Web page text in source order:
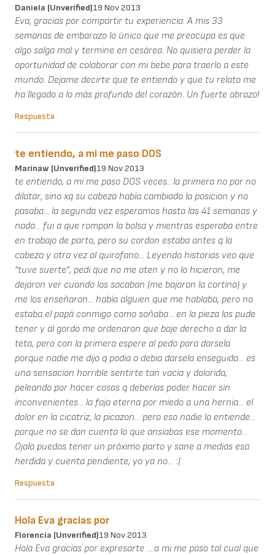
Daniela (unverified)19 Nov 2013
Eva, gracias por compartir tu experiencia. A mis 33
semanas de embarazo lo único que me preocupa es que
algo salga mal y termine en cesárea. No quisiera perder la
oportunidad de colaborar con mi bebe para traerlo a este
mundo. Dejame decirte que te entiendo y que tu relato me
ha llegado a lo más profundo del corazón. Un fuerte abrazo!
Respuesta
te entiendo, a mi me paso DOS
Marinaw (unverified)19 Nov 2013
te entiendo, a mi me paso DOS veces.. la primera no por no
dilatar, sino xq su cabeza había cambiado la posicion y no
pasaba... la segunda vez esperamos hasta las 41 semanas y
nada... fui a que rompan la bolsa y mientras esperaba entre
en trabajo de parto, pero su cordon estaba antes q la
cabeza y otra vez al quirofano... Leyendo historias veo que
"tuve suerte", pedi que no me aten y no lo hicieron, me
dejaron ver cuando los sacaban (me bajaron la cortina) y
me los enseñaron... había alguien que me hablaba, pero no
estaba el papá conmigo como soñaba... en la pieza los pude
tener y al gordo me ordenaron que baje derecho a dar la
teta, pero con la primera espere al pedo para darsela
porque nadie me dijo q podia o debia darsela enseguida... es
una sensacion horrible sentirte tan vacia y dolorida,
peleando por hacer cosas q deberías poder hacer sin
inconvenientes... la faja eterna por miedo a una hernia... el
dolor en la cicatriz, la picazon... pero eso nadie lo entiende...
porque no se dan cuenta lo que ansiabas ese momento...
Ojala puedas tener un próximo parto y sane a medias esa
herdida y cuenta pendiente, yo ya no... :(
Respuesta
Hola Eva gracias por
Florencia (unverified)19 Nov 2013
Hola Eva gracias por expresarte ....a mi me paso tal cual que